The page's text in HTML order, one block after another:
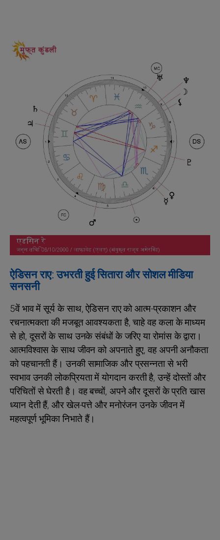
ऐडिसन राए: उभरती हुई सितारा और सोशल मीडिया
सनसनी
5वें भाव में सूर्य के साथ, ऐडिसन राए को आत्म-प्रकाशन और
रचनात्मकता की मजबूत आवश्यकता है, चाहे वह कला के माध्यम
से हो, दूसरों के साथ उनके संबंधों के जरिए या रोमांस के द्वारा।
आत्मविश्वास के साथ जीवन को अपनाते हुए, वह अपनी अनौकता
को पहचानती हैं। उनकी सामाजिक और प्रसन्नता से भरी
स्वभाव उनकी लोकप्रियता में योगदान करती है, उन्हें दोस्तों और
परिचितों से घेरती है। वह बच्चों, अपने और दूसरों के प्रति खास
ध्यान देती हैं, और खेल-पत्ते और मनोरंजन उनके जीवन में
महत्वपूर्ण भूमिका निभाते हैं।